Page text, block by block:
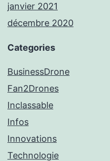
janvier 2021
décembre 2020
Categories
BusinessDrone
Fan2Drones
Inclassable
Infos
Innovations
Technologie